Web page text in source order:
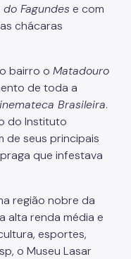
Fagundes e com
chácaras
bairro o Matadouro
de toda a
Brasileira.
do Instituto
de seus principais
que infestava
região nobre da
alta renda média e
esportes,
o Museu Lasar